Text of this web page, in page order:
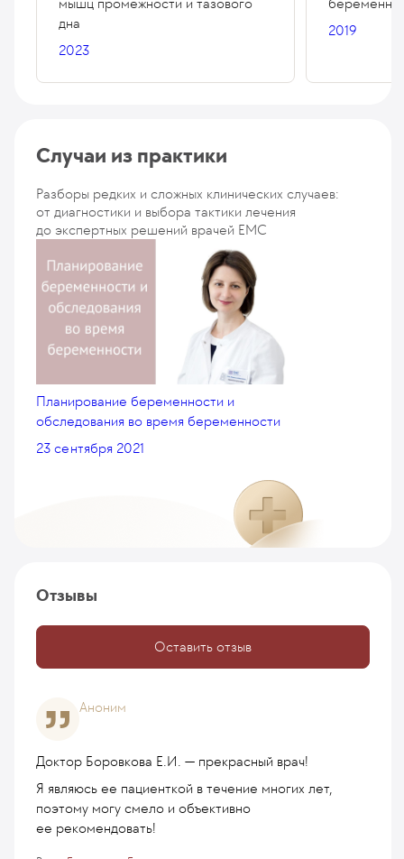
дна
2023
2019
Случаи из практики
Разборы редких и сложных клинических случаев:
от диагностики и выбора тактики лечения
до экспертных решений врачей EMC
Планирование беременности и
обследования во время беременности
23 сентября 2021
Отзывы
Оставить отзыв
Аноним
Доктор Боровкова Е.И. — прекрасный врач!
Я являюсь ее пациенткой в течение многих лет,
поэтому могу смело и объективно
ее рекомендовать!